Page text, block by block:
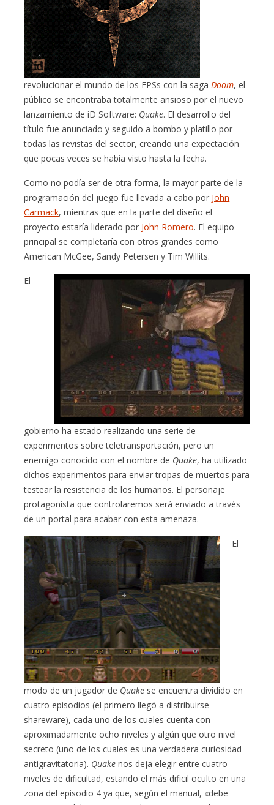
revolucionar el mundo de los FPSs con la sagaDoom, el
público se encontraba totalmente ansioso por el nuevo
lanzamiento de iD Software: Quake. El desarrollo del
título fue anunciado y seguido a bombo y platillo por
todas las revistas del sector, creando una expectación
que pocas veces se había visto hasta la fecha.
Como no podía ser de otra forma, la mayor parte de la
programación del juego fue llevada a cabo por John
Carmack, mientras que en la parte del diseño el
proyecto estaría liderado por John Romero. El equipo
principal se completaría con otros grandes como
American McGee, Sandy Petersen y Tim Willits.
El
gobierno ha estado realizando una serie de
experimentos sobre teletransportación, pero un
enemigo conocido con el nombre de Quake, ha utilizado
dichos experimentos para enviar tropas de muertos para
testear la resistencia de los humanos. El personaje
protagonista que controlaremos será enviado a través
de un portal para acabar con esta amenaza.
El
modo de un jugador de Quake se encuentra dividido en
cuatro episodios (el primero llegó a distribuirse
shareware), cada uno de los cuales cuenta con
aproximadamente ocho niveles y algún que otro nivel
secreto (uno de los cuales es una verdadera curiosidad
antigravitatoria). Quake nos deja elegir entre cuatro
niveles de dificultad, estando el más dificil oculto en una
zona del episodio 4 ya que, según el manual, «debe